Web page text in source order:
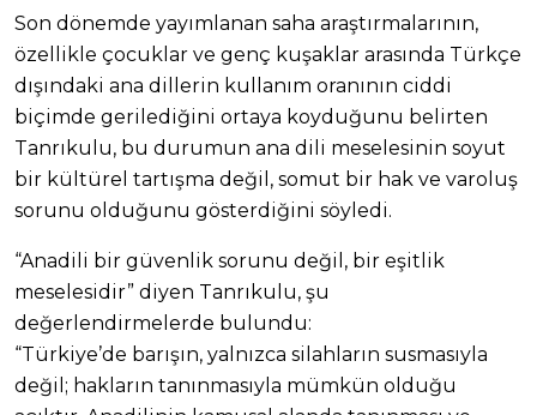
Son dönemde yayımlanan saha araştırmalarının,
özellikle çocuklar ve genç kuşaklar arasında Türkçe
dışındaki ana dillerin kullanım oranının ciddi
biçimde gerilediğini ortaya koyduğunu belirten
Tanrıkulu, bu durumun ana dili meselesinin soyut
bir kültürel tartışma değil, somut bir hak ve varoluş
sorunu olduğunu gösterdiğini söyledi.
“Anadili bir güvenlik sorunu değil, bir eşitlik
meselesidir” diyen Tanrıkulu, şu
değerlendirmelerde bulundu:
“Türkiye’de barışın, yalnızca silahların susmasıyla
değil; hakların tanınmasıyla mümkün olduğu